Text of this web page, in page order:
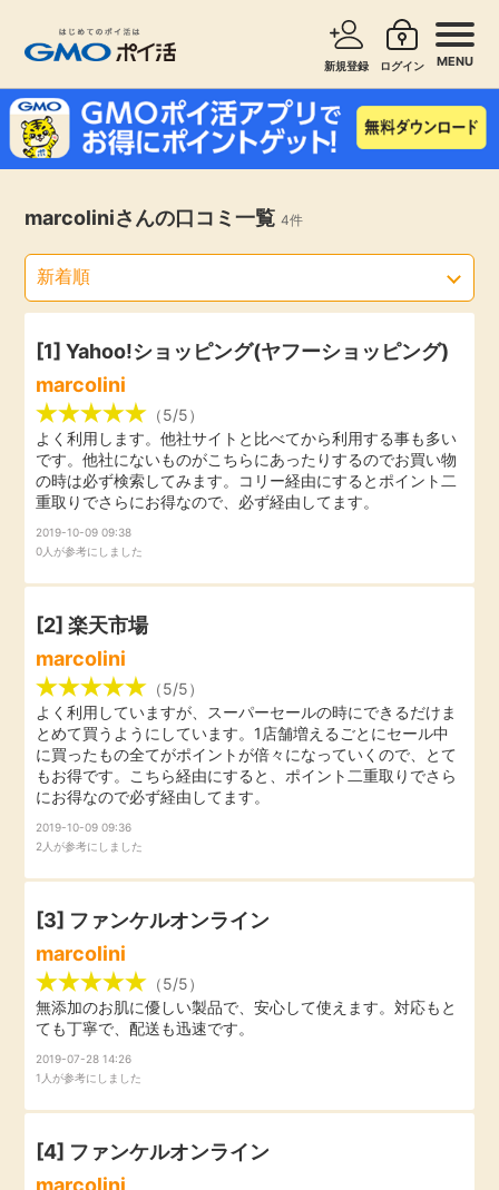
新規登録 ログイン MENU
お知らせ
新着
高還元
無料
即日還元
アンケート
ゲーム
買い物
モニター
お友達紹介
カード比較
毎日ゲット
特集一覧
GMOポイ活の使い方
サービスで探す ショッピングで探す
旅行・レンタカー
エンタメ
クレジットカード
暮らし
引っ越し
買取・査定
学び
進学・教育
美容・健康
月額有料サービス
家計の固定費
marcoliniさんの口コミ一覧 4件
[1]Yahoo!ショッピング(ヤフーショッピング)
marcolini
（5/5）
よく利用します。他社サイトと比べてから利用する事も多い
です。他社にないものがこちらにあったりするのでお買い物
の時は必ず検索してみます。コリー経由にするとポイント二
重取りでさらにお得なので、必ず経由してます。
2019-10-09 09:38
0人が参考にしました
[2]楽天市場
marcolini
（5/5）
よく利用していますが、スーパーセールの時にできるだけま
とめて買うようにしています。1店舗増えるごとにセール中
に買ったもの全てがポイントが倍々になっていくので、とて
もお得です。こちら経由にすると、ポイント二重取りでさら
にお得なので必ず経由してます。
2019-10-09 09:36
2人が参考にしました
[3] ファンケルオンライン
marcolini
（5/5）
無添加のお肌に優しい製品で、安心して使えます。対応もと
ても丁寧で、配送も迅速です。
2019-07-28 14:26
1人が参考にしました
[4] ファンケルオンライン
marcolini